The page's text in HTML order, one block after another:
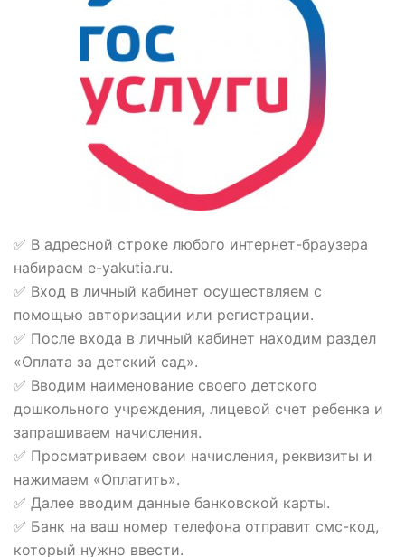
✅ В адресной строке любого интернет-браузера
набираем e-yakutia.ru.
✅ Вход в личный кабинет осуществляем с
помощью авторизации или регистрации.
✅ После входа в личный кабинет находим раздел
«Оплата за детский сад».
✅ Вводим наименование своего детского
дошкольного учреждения, лицевой счет ребенка и
запрашиваем начисления.
✅ Просматриваем свои начисления, реквизиты и
нажимаем «Оплатить».
✅ Далее вводим данные банковской карты.
✅ Банк на ваш номер телефона отправит смс-код,
который нужно ввести.